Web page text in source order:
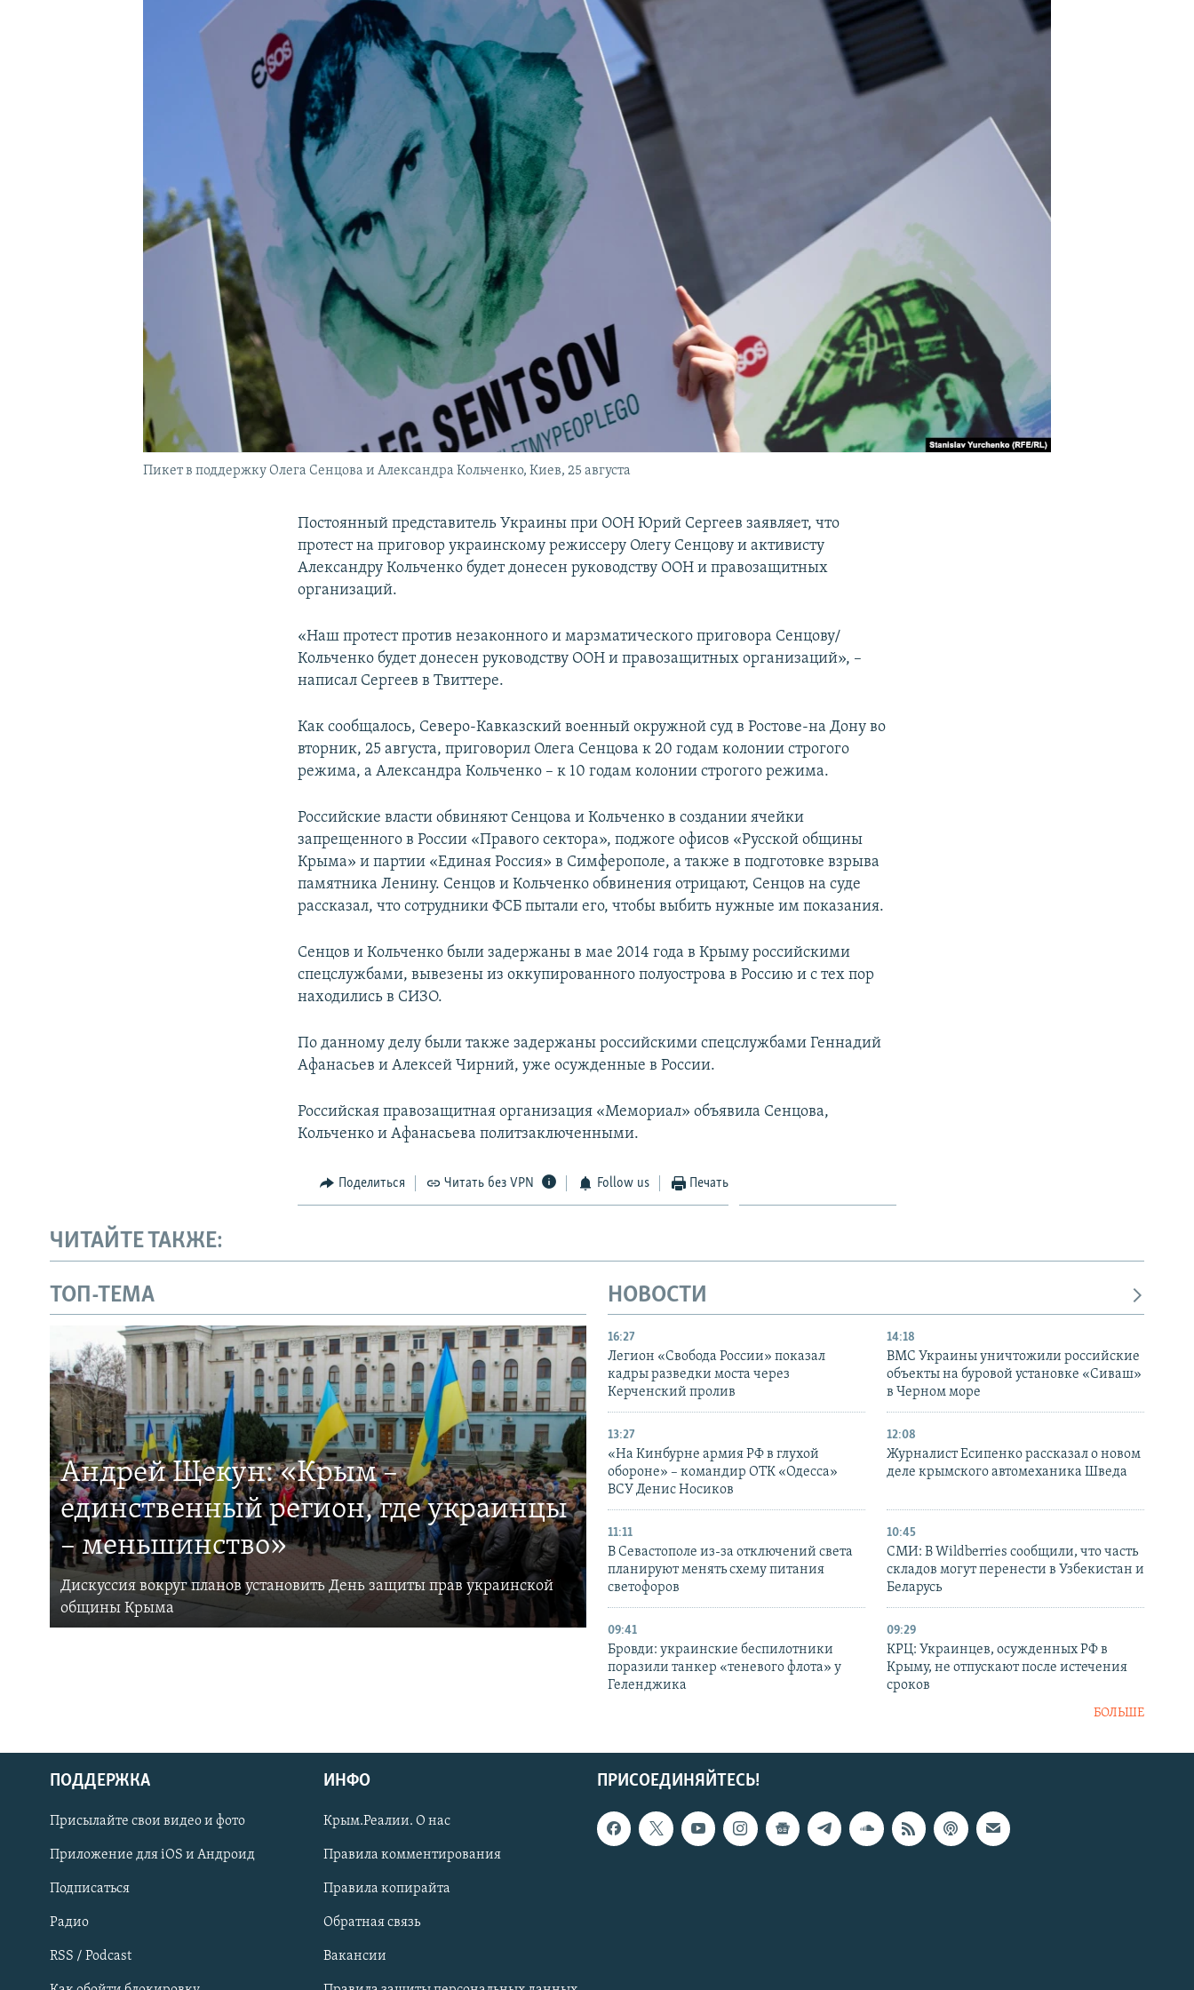
Українською
Qırımtatar
ПРИСОЕДИНЯЙТЕСЬ!
Пикет в поддержку Олега Сенцова и Александра Кольченко, Киев, 25 августа
Постоянный представитель Украины при ООН Юрий Сергеев заявляет, что
протест на приговор украинскому режиссеру Олегу Сенцову и активисту
Александру Кольченко будет донесен руководству ООН и правозащитных
организаций.
«Наш протест против незаконного и марзматического приговора Сенцову/
Кольченко будет донесен руководству ООН и правозащитных организаций», –
написал Сергеев в Твиттере.
Как сообщалось, Северо-Кавказский военный окружной суд в Ростове-на Дону во
вторник, 25 августа, приговорил Олега Сенцова к 20 годам колонии строгого
режима, а Александра Кольченко – к 10 годам колонии строгого режима.
Российские власти обвиняют Сенцова и Кольченко в создании ячейки
запрещенного в России «Правого сектора», поджоге офисов «Русской общины
Крыма» и партии «Единая Россия» в Симферополе, а также в подготовке взрыва
памятника Ленину. Сенцов и Кольченко обвинения отрицают, Сенцов на суде
рассказал, что сотрудники ФСБ пытали его, чтобы выбить нужные им показания.
Сенцов и Кольченко были задержаны в мае 2014 года в Крыму российскими
спецслужбами, вывезены из оккупированного полуострова в Россию и с тех пор
находились в СИЗО.
По данному делу были также задержаны российскими спецслужбами Геннадий
Афанасьев и Алексей Чирний, уже осужденные в России.
Российская правозащитная организация «Мемориал» объявила Сенцова,
Кольченко и Афанасьева политзаключенными.
Поделиться Читать без VPN Follow us Печать
ЧИТАЙТЕ ТАКЖЕ:
ТОП-ТЕМА
Андрей Щекун: «Крым –
единственный регион, где украинцы
– меньшинство»
Дискуссия вокруг планов установить День защиты прав украинской
общины Крыма
НОВОСТИ
16:27
Легион «Свобода России» показал
кадры разведки моста через
Керченский пролив
14:18
ВМС Украины уничтожили российские
объекты на буровой установке «Сиваш»
в Черном море
13:27
«На Кинбурне армия РФ в глухой
обороне» – командир ОТК «Одесса»
ВСУ Денис Носиков
12:08
Журналист Есипенко рассказал о новом
деле крымского автомеханика Шведа
11:11
В Севастополе из-за отключений света
планируют менять схему питания
светофоров
10:45
СМИ: В Wildberries сообщили, что часть
складов могут перенести в Узбекистан и
Беларусь
09:41
Бровди: украинские беспилотники
поразили танкер «теневого флота» у
Геленджика
09:29
КРЦ: Украинцев, осужденных РФ в
Крыму, не отпускают после истечения
сроков
БОЛЬШЕ
ПРИСОЕДИНЯЙТЕСЬ!
ПОДДЕРЖКА
Присылайте свои видео и фото
Приложение для iOS и Андроид
Подписаться
Радио
RSS / Podcast
ИНФО
Крым.Реалии. О нас
Правила комментирования
Правила копирайта
Обратная связь
Вакансии